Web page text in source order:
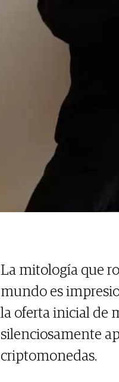
La mitología que
mundo es
la oferta inicial de
silenciosamente
criptomonedas.